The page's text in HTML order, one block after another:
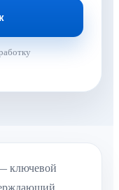
ключевой